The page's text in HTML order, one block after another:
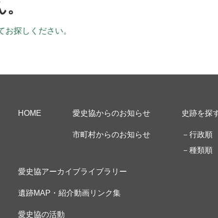
探しください。
サイトマップ
HOME 愛史協からのお知らせ
市町村からのお知らせ
史跡を探
－行政順
－種類順
愛史協アーカイブライブラリー
遺跡MAP・紹介動画リンク集
愛史協の活動